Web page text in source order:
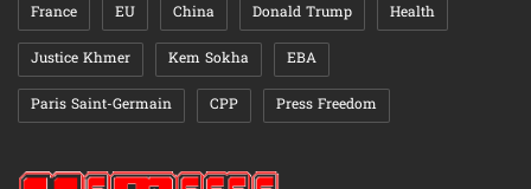
France EU China Donald Trump Health
Justice Khmer Kem Sokha EBA
Paris Saint-Germain CPP Press Freedom